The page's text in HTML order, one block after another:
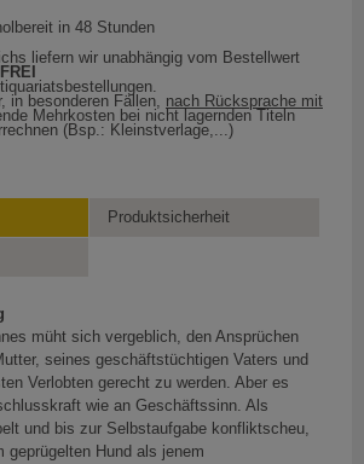
in 48 Stunden
liefern wir unabhängig vom Bestellwert
in besonderen Fällen, nach Rücksprache mit
Mehrkosten bei nicht lagernden Titeln
(Bsp.: Kleinstverlage,...)
Produktsicherheit
müht sich vergeblich, den Ansprüchen
seines geschäftstüchtigen Vaters und
Verlobten gerecht zu werden. Aber es
wie an Geschäftssinn. Als
und bis zur Selbstaufgabe konfliktscheu,
geprügelten Hund als jenem